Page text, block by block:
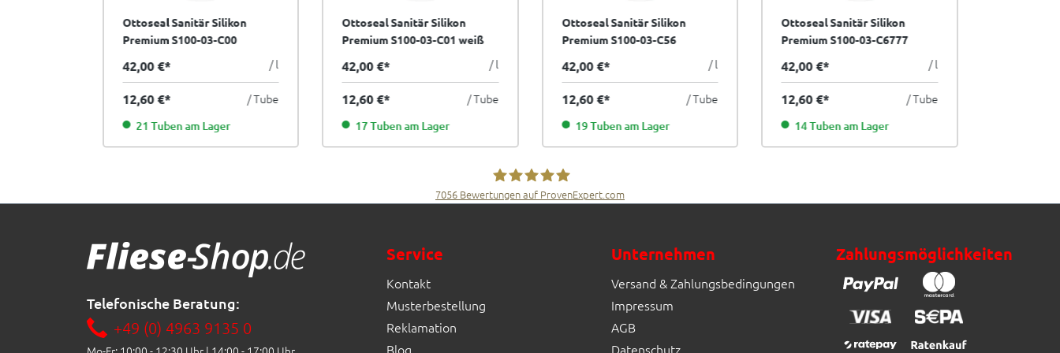
Ottoseal Sanitär Silikon
Premium S100-03-C00
42,00 €* / l
12,60 €* / Tube
21 Tuben am Lager
Ottoseal Sanitär Silikon
Premium S100-03-C01 weiß
42,00 €* / l
12,60 €* / Tube
17 Tuben am Lager
Ottoseal Sanitär Silikon
Premium S100-03-C56
42,00 €* / l
12,60 €* / Tube
19 Tuben am Lager
Ottoseal Sanitär Silikon
Premium S100-03-C6777
42,00 €* / l
12,60 €* / Tube
14 Tuben am Lager
7056 Bewertungen auf ProvenExpert.com
Telefonische Beratung:
+49 (0) 4963 9135 0
Service
Kontakt
Musterbestellung
Reklamation
Blog
Unternehmen
Versand & Zahlungsbedingungen
Impressum
AGB
Datenschutz
Zahlungsmöglichkeiten